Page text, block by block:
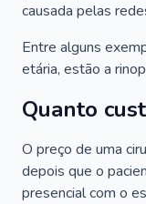
causada pelas
Entre alguns
etária, estão a
Quanto
O preço de uma
depois que o
presencial com o